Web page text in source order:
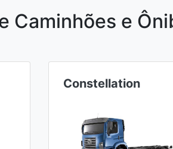
Caminhões e
Constellation